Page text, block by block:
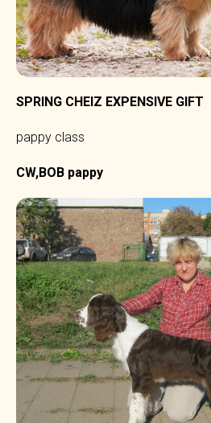
SPRING CHEIZ EXPENSIVE GIFT
pappy class
CW,BOB pappy